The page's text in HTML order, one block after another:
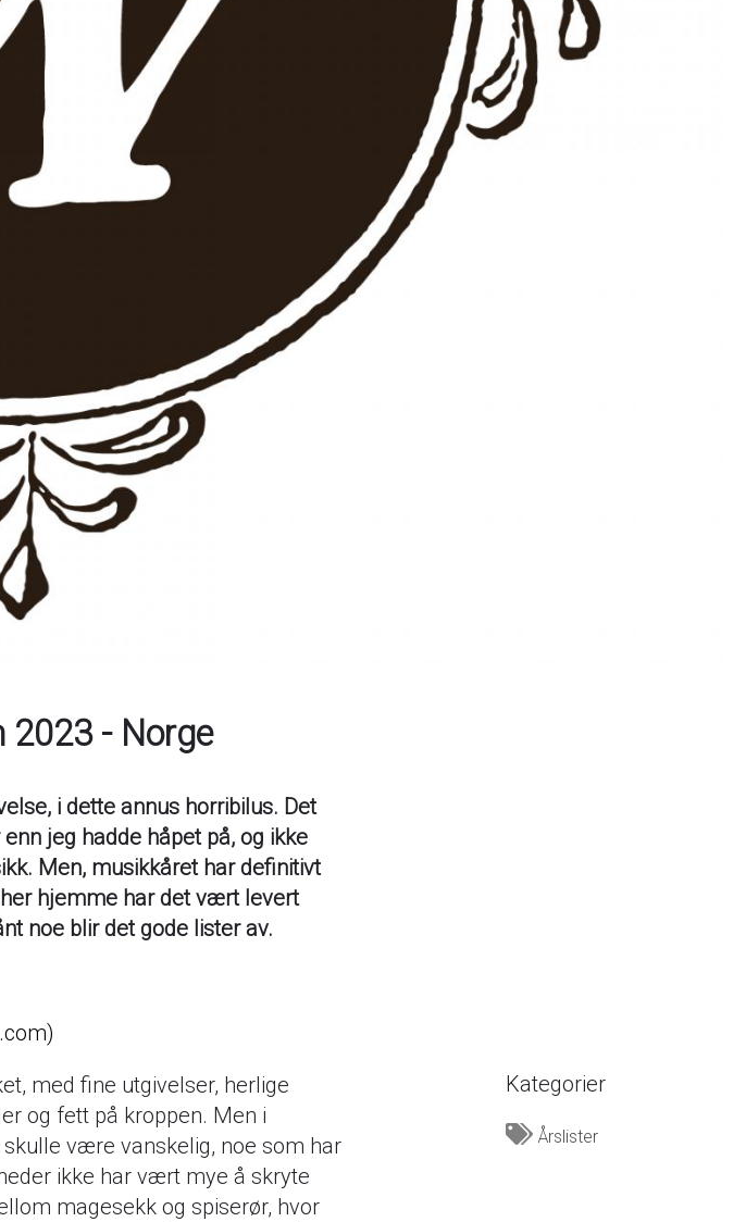
2023 - Norge
i dette annus horribilus. Det
jeg hadde håpet på, og ikke
Men, musikkåret har definitivt
hjemme har det vært levert
noe blir det gode lister av.
med fine utgivelser, herlige
og fett på kroppen. Men i
være vanskelig, noe som har
ikke har vært mye å skryte
magesekk og spiserør, hvor
Kategorier
Årslister